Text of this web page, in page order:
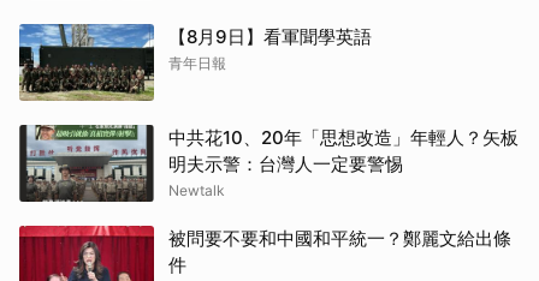
【8月9日】看軍聞學英語
青年日報
中共花10、20年「思想改造」年輕人？矢板
明夫示警：台灣人一定要警惕
Newtalk
被問要不要和中國和平統一？鄭麗文給出條
件